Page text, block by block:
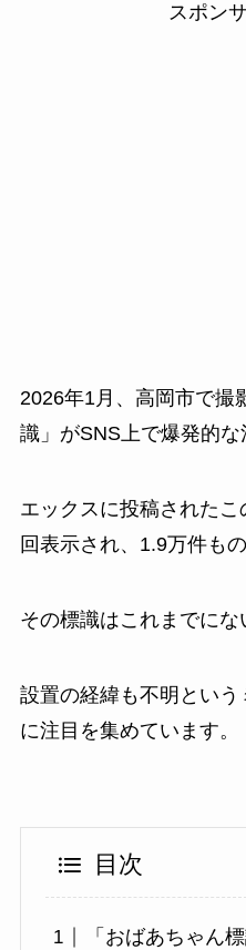
スポン
2026年1月、高岡市で撮
識」がSNS上で爆発的な
エックスに投稿された
回表示され、1.9万件も
その標識はこれまでにな
設置の経緯も不明とい
に注目を集めています。
目次
「おばあちゃん